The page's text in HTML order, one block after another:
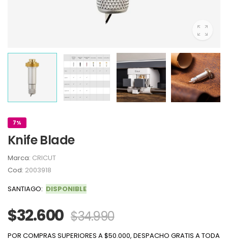
7%
Knife Blade
Marca: CRICUT
Cod: 2003918
SANTIAGO: DISPONIBLE
$32.600 $34.990
POR COMPRAS SUPERIORES A $50.000, DESPACHO GRATIS A TODA